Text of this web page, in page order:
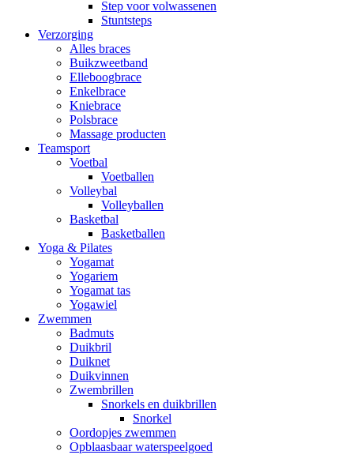
Step voor volwassenen
Stuntsteps
Verzorging
Alles braces
Buikzweetband
Elleboogbrace
Enkelbrace
Kniebrace
Polsbrace
Massage producten
Teamsport
Voetbal
Voetballen
Volleybal
Volleyballen
Basketbal
Basketballen
Yoga & Pilates
Yogamat
Yogariem
Yogamat tas
Yogawiel
Zwemmen
Badmuts
Duikbril
Duiknet
Duikvinnen
Zwembrillen
Snorkels en duikbrillen
Snorkel
Oordopjes zwemmen
Opblaasbaar waterspeelgoed